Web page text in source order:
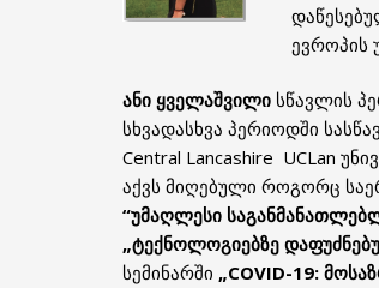
ევროპის
ანი ყველაშვილი სწავლის
სხვადასხვა პერიოდში
Central Lancashire UCLan
აქვს მიღებული როგორც
“უმაღლესი
„ტექნოლოგიებზე
სემინარში „COVID-19: